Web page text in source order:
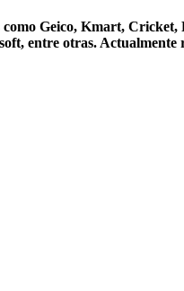
Geico, Kmart,
entre otras.